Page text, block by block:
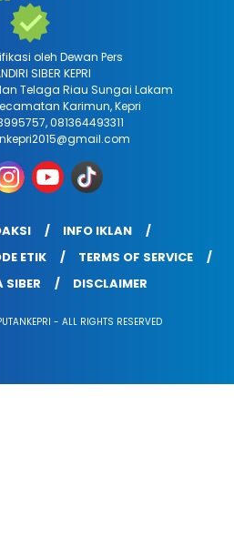
oleh Dewan Pers
SIBER KEPRI
Telaga Riau Sungai Lakam
Karimun, Kepri
081364493311
INFO IKLAN
ETIK
TERMS OF SERVICE
SIBER
DISCLAIMER
- ALL RIGHTS RESERVED